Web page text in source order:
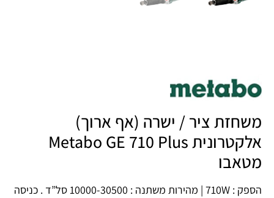
משחזת ציר / ישרה (אף ארוך)
מטאבו
הספק : 710W | מהירות משתנה : 10000-30500 סל”ד . כניסה